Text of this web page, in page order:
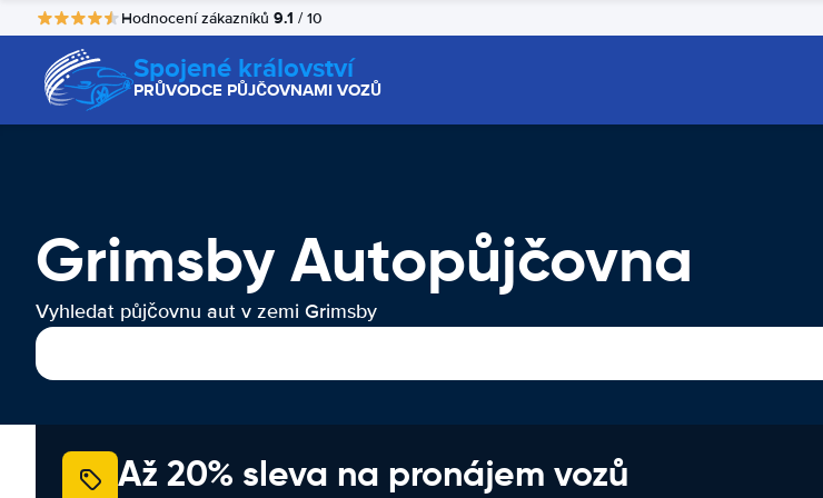
Hodnocení zákazníků 9.1 / 10
Spojené království
PRŮVODCE PŮJČOVNAMI VOZŮ
Grimsby Autopůjčovna
Vyhledat půjčovnu aut v zemi Grimsby
Až 20% sleva na pronájem vozů